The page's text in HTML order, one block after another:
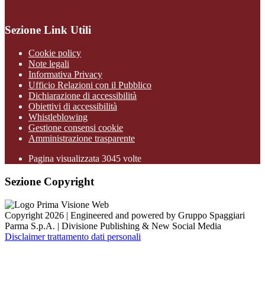
Sezione Link Utili
Cookie policy
Note legali
Informativa Privacy
Ufficio Relazioni con il Pubblico
Dichiarazione di accessibilità
Obiettivi di accessibilità
Whistleblowing
Gestione consensi cookie
Amministrazione trasparente
Pagina visualizzata 3045 volte
Sezione Copyright
Copyright 2026 | Engineered and powered by Gruppo Spaggiari
Parma S.p.A. | Divisione Publishing & New Social Media
Disclaimer trattamento dati personali